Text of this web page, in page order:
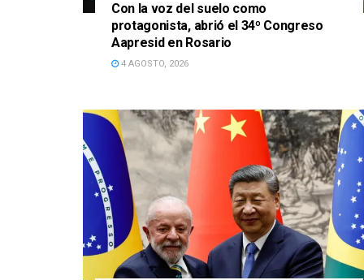
Con la voz del suelo como
protagonista, abrió el 34º Congreso
Aapresid en Rosario
4 AGOSTO, 2026